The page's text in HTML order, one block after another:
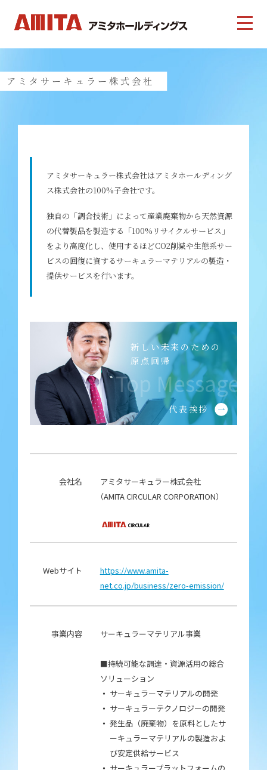
アミタサーキュラー株式会社
アミタサーキュラー株式会社はアミタホールディング
ス株式会社の100%子会社です。
独自の「調合技術」によって産業廃棄物から天然資源
の代替製品を製造する「100%リサイクルサービス」
をより高度化し、使用するほどCO2削減や生態系サー
ビスの回復に資するサーキュラーマテリアルの製造・
提供サービスを行います。
新しい未来のための
原点回帰
Top Message
代表挨拶
会社名
アミタサーキュラー株式会社
（AMITA CIRCULAR CORPORATION）
Webサイト
https://www.amita-
net.co.jp/business/zero-emission/
事業内容 サーキュラーマテリアル事業
■持続可能な調達・資源活用の総合
ソリューション
サーキュラーマテリアルの開発
サーキュラーテクノロジーの開発
発生品（廃棄物）を原料としたサ
ーキュラーマテリアルの製造およ
び安定供給サービス
サーキュラープラットフォームの